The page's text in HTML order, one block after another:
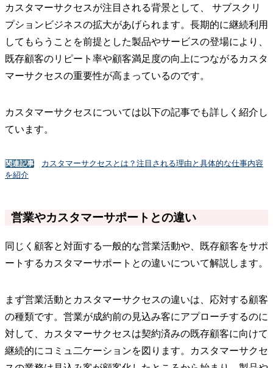
カスタマーサクセスが注目される背景として、 サブスクリ
プションビジネスの拡大があげられます。長期的に継続利用
してもらうことを前提とした製品やサービスの登場により、
既存顧客のリピート率や顧客満足度の向上につながるカスタ
マーサクセスの重要性が高まっているのです。
カスタマーサクセスについては以下の記事でも詳しく紹介し
ています。
関連記事
カスタマーサクセスとは？注目される理由と具体的な仕事内容
を紹介
営業やカスタマーサポートとの違い
同じく顧客と対面する一般的な営業活動や、既存顧客をサポ
ートするカスタマーサポートとの違いについて解説します。
まず営業活動とカスタマーサクセスの違いは、応対する顧客
の種類です。営業が成約前の見込み客にアプローチするのに
対して、カスタマーサクセスは契約済みの既存顧客に向けて
継続的にコミュ二ケーションを図ります。カスタマーサクセ